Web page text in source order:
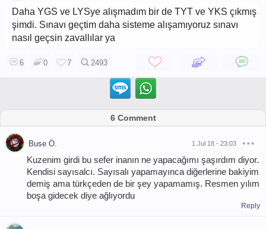
Daha YGS ve LYSye alışmadım bir de TYT ve YKS çıkmış
şimdi. Sınavı geçtim daha sisteme alışamıyoruz sınavı
nasıl geçsin zavallılar ya
6 0 7 2493
6 Comment
Buse Ö. 1 Jul 18 - 23:03
Kuzenim girdi bu sefer inanın ne yapacağımı şaşırdım diyor.
Kendisi sayısalcı. Sayısalı yapamayınca diğerlerine bakiyim
demiş ama türkçeden de bir şey yapamamış. Resmen yılım
boşa gidecek diye ağlıyordu
Reply